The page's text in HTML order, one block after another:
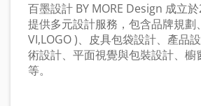
百墨設計 BY MORE Design 成立於
提供多元設計服務，包含品牌規劃
VI,LOGO )、皮具包袋設計、產品
術設計、平面視覺與包裝設計、櫥
等。